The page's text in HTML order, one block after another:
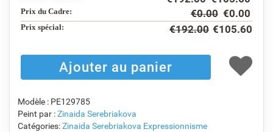
€118.92 €87.59
F1823-204
€92.76
F8645-298
€154.59
F6537-236
€82.01
F7034-298
€
Prix du Cadre: €0.00 €0.00
Prix ​​spécial: €192.00 €105.60
Modèle : PE129785
Peint par :Zinaida Serebriakova
Catégories:Zinaida Serebriakova Expressionnisme